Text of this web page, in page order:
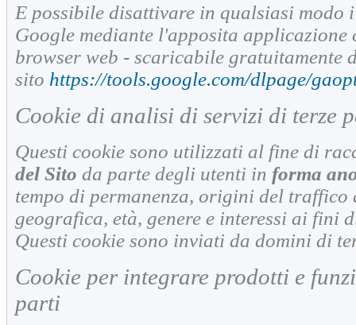
E possibile disattivare in qualsiasi
Google mediante l'apposita
browser web - scaricabile gratuitamente
sito https://tools.google.com/dlpage/
Cookie di analisi di servizi di terze
Questi cookie sono utilizzati al fine di
del Sito da parte degli utenti in forma
tempo di permanenza, origini del traffico
geografica, età, genere e interessi ai fini
Questi cookie sono inviati da domini di
Cookie per integrare prodotti e
parti